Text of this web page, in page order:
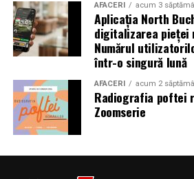
– Sf. Ioan Maria Vianney, preot
Catolic 2026)
– 1807: S-a născut Constantin
editor, scriitor, traducător şi
tipografii (19.IX.1837) şi al
AFACERI acum 3
Aplicația North
digitalizarea pieței
Numărul
într-o singură lună
AFACERI acum 2
Radiografia poftei
Zoomserie